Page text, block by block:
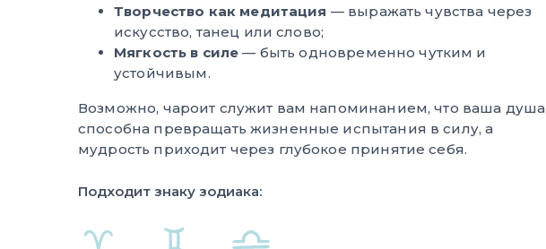
Творчество как медитация — выражать чувства через
искусство, танец или слово;
Мягкость в силе — быть одновременно чутким и
устойчивым.
Возможно, чароит служит вам напоминанием, что ваша душа
способна превращать жизненные испытания в силу, а
мудрость приходит через глубокое принятие себя.
Подходит знаку зодиака: